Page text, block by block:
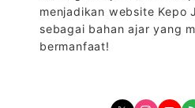
menjadikan website Kepo
sebagai bahan ajar yang
bermanfaat!